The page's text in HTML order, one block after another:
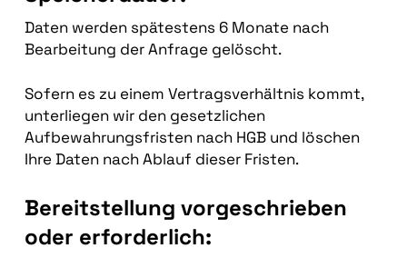
Daten werden spätestens 6 Monate nach
Bearbeitung der Anfrage gelöscht.
Sofern es zu einem Vertragsverhältnis kommt,
unterliegen wir den gesetzlichen
Aufbewahrungsfristen nach HGB und löschen
Ihre Daten nach Ablauf dieser Fristen.
Bereitstellung vorgeschrieben
oder erforderlich: